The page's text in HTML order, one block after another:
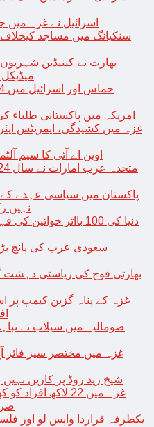
اسرائیل نے غزہ
سنکیانگ میں مساجد
بھارت نے کینیڈین
امریکہ میں پاکستانی طلباء کی تعداد
غزہ میں کشیدگی، ایمریٹس
اوپن اے آئی کا سیم
پاکستان میں سیاسی عہدے کے
نہیں
دنیا کی 100 بااثر
سعودی عرب کی پانچ
بھارتی فوج کی ریاستی
غزہ کے پناہ گزین کیمپ پر
غزہ میں مختصر سیز فائر
شیخ زید روڈ پر کاریں
غزہ میں 22 لاکھ
یکطرفہ قراردا واپس لو اور